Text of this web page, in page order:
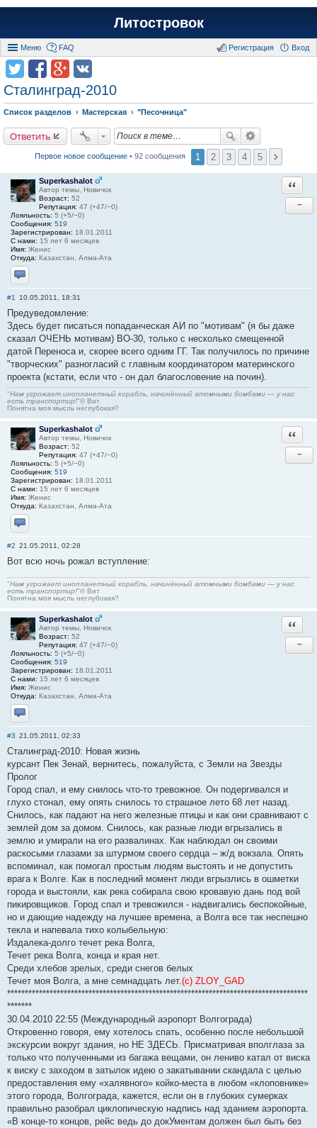
Литостровок
Меню FAQ Вход
Регистрация
Сталинград-2010
Список разделов Мастерская "Песочница"
Ответить
Первое новое сообщение • 92 сообщения 1 2 3 4 5
Superkashalot
Автор темы, Новичок
Возраст: 52
Репутация: 47 (+47/−0)
Лояльность: 5 (+5/−0)
Сообщения: 519
Зарегистрирован: 18.01.2011
С нами: 15 лет 6 месяцев
Имя: Женис
Откуда: Казахстан, Алма-Ата
Отправить личное сообщение
−
#1 10.05.2011, 18:31
Предуведомление:
Здесь будет писаться попаданческая АИ по "мотивам" (я бы даже
сказал ОЧЕНЬ мотивам) ВО-30, только с несколько смещенной
датой Переноса и, скорее всего одним ГГ. Так получилось по причине
"творческих" разногласий с главным координатором материнского
проекта (кстати, если что - он дал благословение на почин).
"Нам угрожает инопланетный корабль, начинённый атомными бомбами — у нас
есть транспортир!"© Вит
Понятна моя мысль неглубокая?
Superkashalot
Автор темы, Новичок
Возраст: 52
Репутация: 47 (+47/−0)
Лояльность: 5 (+5/−0)
Сообщения: 519
Зарегистрирован: 18.01.2011
С нами: 15 лет 6 месяцев
Имя: Женис
Откуда: Казахстан, Алма-Ата
Отправить личное сообщение
−
#2 21.05.2011, 02:28
Вот всю ночь рожал вступление:
"Нам угрожает инопланетный корабль, начинённый атомными бомбами — у нас
есть транспортир!"© Вит
Понятна моя мысль неглубокая?
Superkashalot
Автор темы, Новичок
Возраст: 52
Репутация: 47 (+47/−0)
Лояльность: 5 (+5/−0)
Сообщения: 519
Зарегистрирован: 18.01.2011
С нами: 15 лет 6 месяцев
Имя: Женис
Откуда: Казахстан, Алма-Ата
Отправить личное сообщение
−
#3 21.05.2011, 02:33
Сталинград-2010: Новая жизнь
курсант Пек Зенай, вернитесь, пожалуйста, с Земли на Звезды
Пролог
Город спал, и ему снилось что-то тревожное. Он подергивался и
глухо стонал, ему опять снилось то страшное лето 68 лет назад.
Снилось, как падают на него железные птицы и как они сравнивают с
землей дом за домом. Снилось, как разные люди вгрызались в
землю и умирали на его развалинах. Как наблюдал он своими
раскосыми глазами за штурмом своего сердца – ж/д вокзала. Опять
вспоминал, как помогал простым людям выстоять и не допустить
врага к Волге. Как в последний момент люди вгрызлись в ошметки
города и выстояли, как река собирала свою кровавую дань под вой
пикировщиков. Город спал и тревожился - надвигались беспокойные,
но и дающие надежду на лучшее времена, а Волга все так неспешно
текла и напевала тихо колыбельную:
Издалека-долго течет река Волга,
Течет река Волга, конца и края нет.
Среди хлебов зрелых, среди снегов белых
Течет моя Волга, а мне семнадцать лет.(c) ZLOY_GAD
*************************************************************************************
*******
30.04.2010 22:55 (Международный аэропорт Волгограда)
Откровенно говоря, ему хотелось спать, особенно после небольшой
экскурсии вокруг здания, но НЕ ЗДЕСЬ. Присматривая вполглаза за
только что полученными из багажа вещами, он лениво катал от виска
к виску с заходом в затылок идею о закатывании скандала с целью
предоставления ему «халявного» койко-места в любом «клоповнике»
этого города, Волгограда, кажется, если он в глубоких сумерках
правильно разобрал циклопическую надпись над зданием аэропорта.
«В конце-то концов, рейс ведь до докУментам должен был быть без